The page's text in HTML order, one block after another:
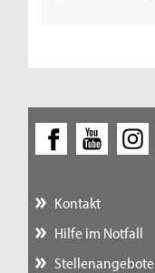
Kontakt
Hilfe im Notfall
Stellenangebote